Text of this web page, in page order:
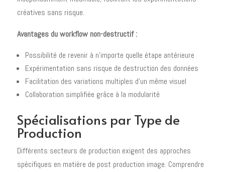
créatives sans risque.
Avantages du workflow non-destructif :
Possibilité de revenir à n'importe quelle étape antérieure
Expérimentation sans risque de destruction des données
Facilitation des variations multiples d'un même visuel
Collaboration simplifiée grâce à la modularité
Spécialisations par Type de
Production
Différents secteurs de production exigent des approches
spécifiques en matière de post production image. Comprendre